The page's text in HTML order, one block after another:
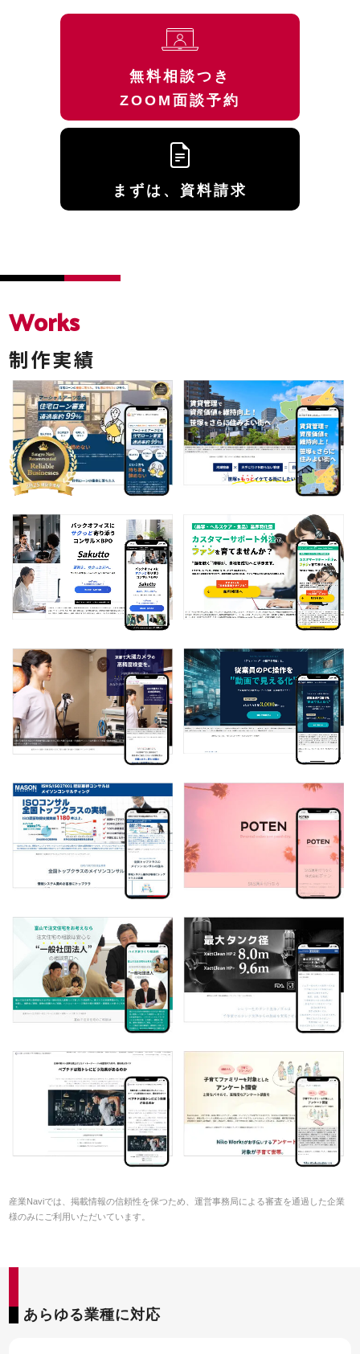
55SEO DX
無料相談つき
ZOOM面談予約
まずは、資料請求
Works
制作実績
産業Naviでは、掲載情報の信頼性を保つため、運営事務局による審査を通過した企業
様のみにご利用いただいています。
あらゆる業種に対応